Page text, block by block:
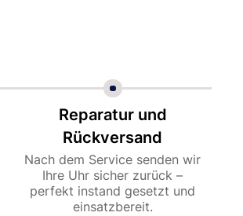
Reparatur und
Rückversand
Nach dem Service senden wir
Ihre Uhr sicher zurück –
perfekt instand gesetzt und
einsatzbereit.